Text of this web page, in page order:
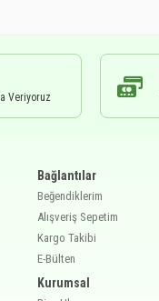
Veriyoruz
Bağlantılar
Beğendiklerim
Alışveriş Sepetim
Kargo Takibi
E-Bülten
Kurumsal